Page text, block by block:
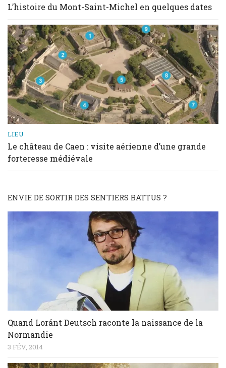
L’histoire du Mont-Saint-Michel en quelques dates
LIEU
Le château de Caen : visite aérienne d’une grande
forteresse médiévale
ENVIE DE SORTIR DES SENTIERS BATTUS ?
Quand Loránt Deutsch raconte la naissance de la
Normandie
3 FÉV, 2014